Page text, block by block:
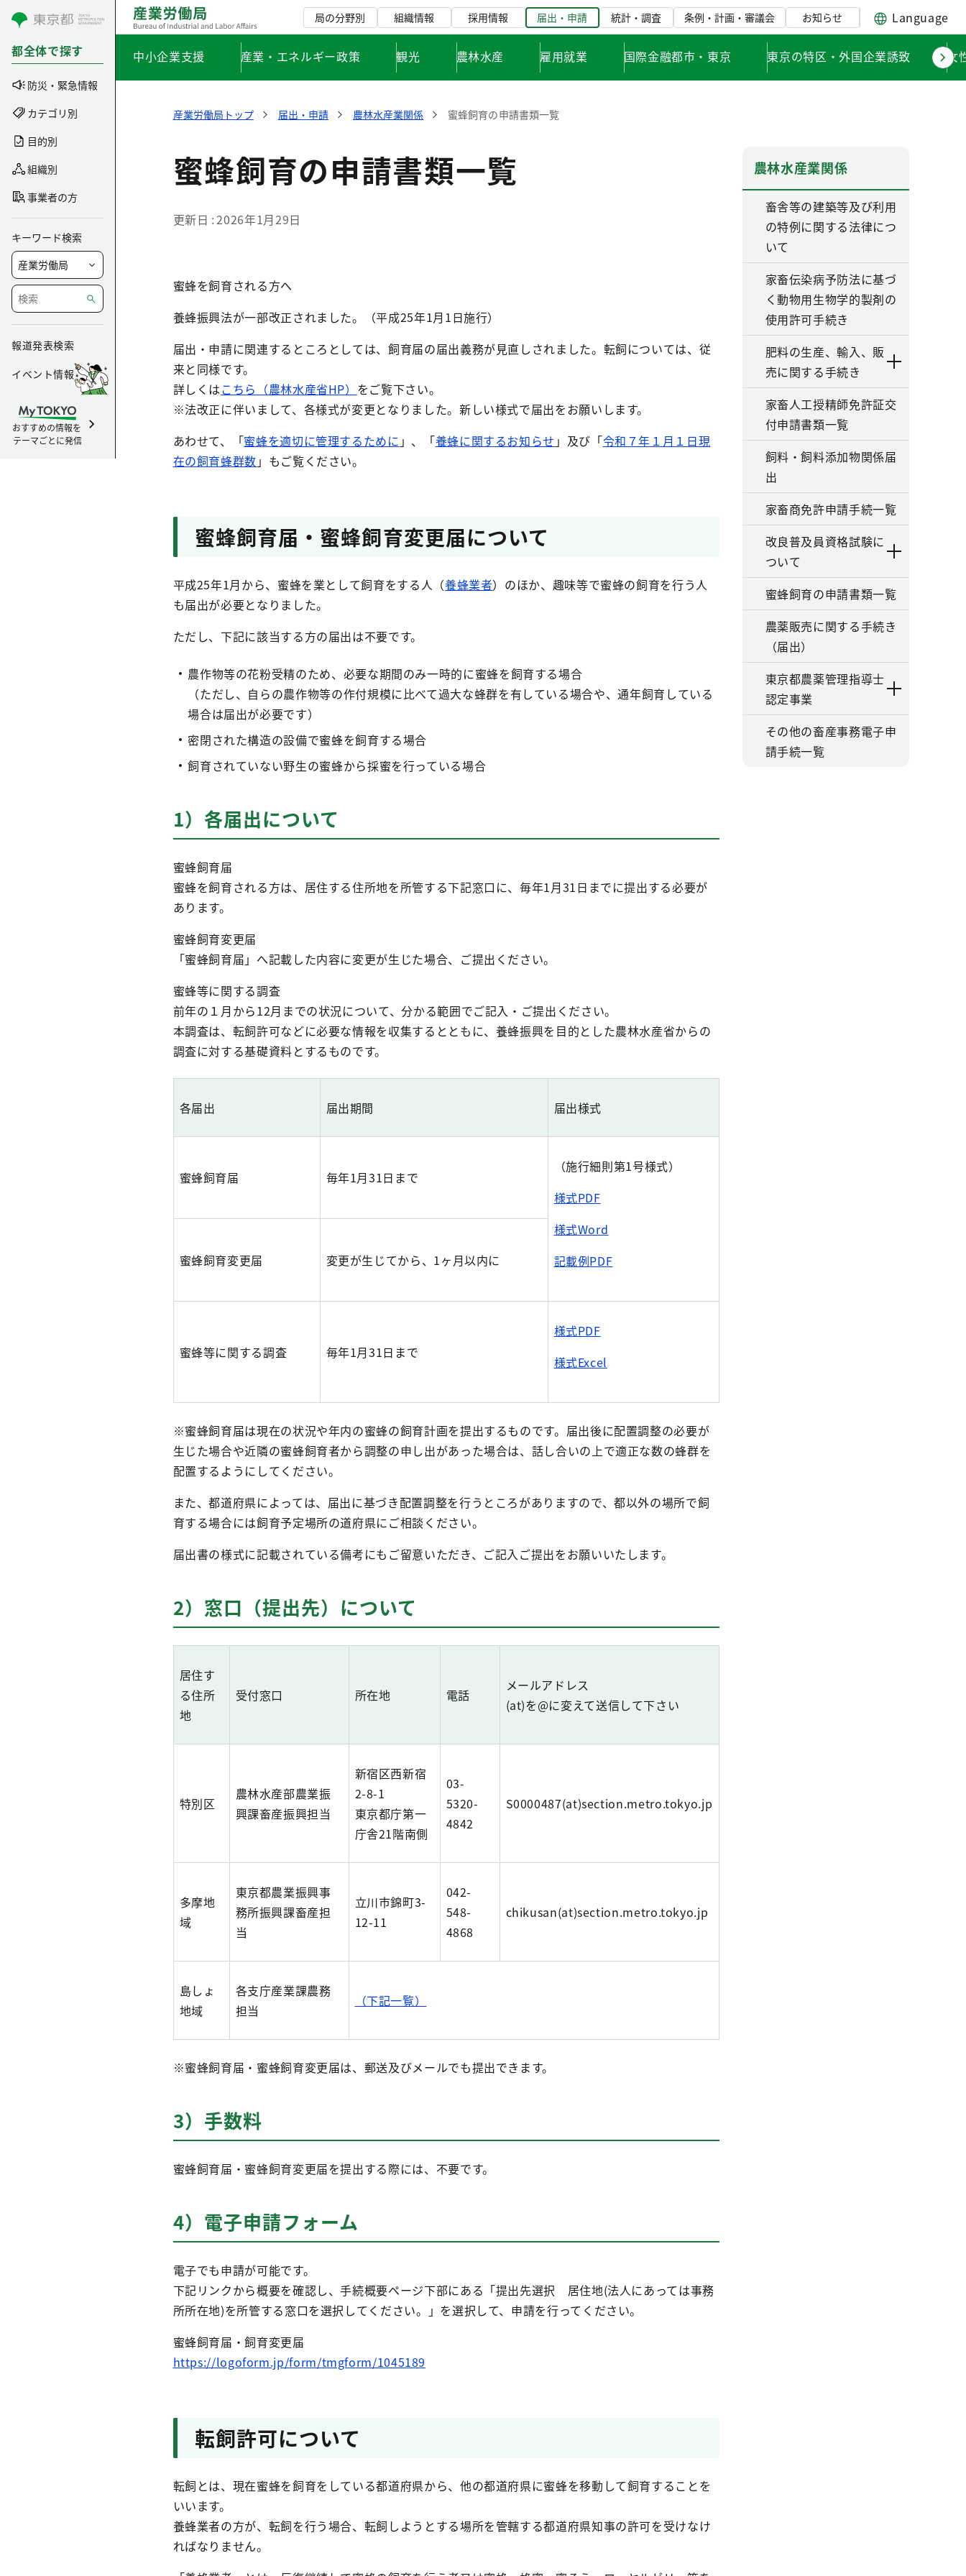
コンテンツにスキップ
都全体で探す
防災・緊急情報
カテゴリ別
目的別
組織別
事業者の方
キーワード検索
報道発表検索
イベント情報
おすすめの情報を
テーマごとに発信
局の分野別 組織情報 採用情報 届出・申請 統計・調査 条例・計画・審議会 お知らせ Language
中小企業支援 産業・エネルギー政策 観光 農林水産 雇用就業 国際金融都市・東京 東京の特区・外国企業誘致 女
産業労働局トップ 届出・申請 農林水産業関係 蜜蜂飼育の申請書類一覧
蜜蜂飼育の申請書類一覧
更新日 2026年1月29日
蜜蜂を飼育される方へ
養蜂振興法が一部改正されました。（平成25年1月1日施行）
届出・申請に関連するところとしては、飼育届の届出義務が見直しされました。転飼については、従
来と同様です。
詳しくはこちら（農林水産省HP） をご覧下さい。
※法改正に伴いまして、各様式が変更となりました。新しい様式で届出をお願いします。
あわせて、「蜜蜂を適切に管理するために 」、「養蜂に関するお知らせ 」及び「令和７年１月１日現
在の飼育蜂群数 」もご覧ください。
蜜蜂飼育届・蜜蜂飼育変更届について
平成25年1月から、蜜蜂を業として飼育をする人（養蜂業者）のほか、趣味等で蜜蜂の飼育を行う人
も届出が必要となりました。
ただし、下記に該当する方の届出は不要です。
農作物等の花粉受精のため、必要な期間のみ一時的に蜜蜂を飼育する場合
（ただし、自らの農作物等の作付規模に比べて過大な蜂群を有している場合や、通年飼育している
場合は届出が必要です）
密閉された構造の設備で蜜蜂を飼育する場合
飼育されていない野生の蜜蜂から採蜜を行っている場合
1）各届出について
蜜蜂飼育届
蜜蜂を飼育される方は、居住する住所地を所管する下記窓口に、毎年1月31日までに提出する必要が
あります。
蜜蜂飼育変更届
「蜜蜂飼育届」へ記載した内容に変更が生じた場合、ご提出ください。
蜜蜂等に関する調査
前年の１月から12月までの状況について、分かる範囲でご記入・ご提出ください。
本調査は、転飼許可などに必要な情報を収集するとともに、養蜂振興を目的とした農林水産省からの
調査に対する基礎資料とするものです。
各届出 届出期間 届出様式
蜜蜂飼育届 毎年1月31日まで
（施行細則第1号様式）
様式PDF
様式Word
記載例PDF
蜜蜂飼育変更届 変更が生じてから、1ヶ月以内に
蜜蜂等に関する調査 毎年1月31日まで
様式PDF
様式Excel
※蜜蜂飼育届は現在の状況や年内の蜜蜂の飼育計画を提出するものです。届出後に配置調整の必要が
生じた場合や近隣の蜜蜂飼育者から調整の申し出があった場合は、話し合いの上で適正な数の蜂群を
配置するようにしてください。
また、都道府県によっては、届出に基づき配置調整を行うところがありますので、都以外の場所で飼
育する場合には飼育予定場所の道府県にご相談ください。
届出書の様式に記載されている備考にもご留意いただき、ご記入ご提出をお願いいたします。
2）窓口（提出先）について
居住す
る住所
地
受付窓口 所在地 電話
メールアドレス
(at)を@に変えて送信して下さい
特別区
農林水産部農業振
興課畜産振興担当
新宿区西新宿
2-8-1
東京都庁第一
庁舎21階南側
03-
5320-
4842
S0000487(at)section.metro.tokyo.jp
多摩地
域
東京都農業振興事
務所振興課畜産担
当
立川市錦町3-
12-11
042-
548-
4868
chikusan(at)section.metro.tokyo.jp
島しょ
地域
各支庁産業課農務
担当
（下記一覧）
※蜜蜂飼育届・蜜蜂飼育変更届は、郵送及びメールでも提出できます。
3）手数料
蜜蜂飼育届・蜜蜂飼育変更届を提出する際には、不要です。
4）電子申請フォーム
電子でも申請が可能です。
下記リンクから概要を確認し、手続概要ページ下部にある「提出先選択 居住地(法人にあっては事務
所所在地)を所管する窓口を選択してください。」を選択して、申請を行ってください。
蜜蜂飼育届・飼育変更届
https://logoform.jp/form/tmgform/1045189
転飼許可について
転飼とは、現在蜜蜂を飼育をしている都道府県から、他の都道府県に蜜蜂を移動して飼育することを
いいます。
養蜂業者の方が、転飼を行う場合、転飼しようとする場所を管轄する都道府県知事の許可を受けなけ
ればなりません。
農林水産業関係
畜舎等の建築等及び利用
の特例に関する法律につ
いて
家畜伝染病予防法に基づ
く動物用生物学的製剤の
使用許可手続き
肥料の生産、輸入、販
売に関する手続き
家畜人工授精師免許証交
付申請書類一覧
飼料・飼料添加物関係届
出
家畜商免許申請手続一覧
改良普及員資格試験に
ついて
蜜蜂飼育の申請書類一覧
農薬販売に関する手続き
（届出）
東京都農薬管理指導士
認定事業
その他の畜産事務電子申
請手続一覧